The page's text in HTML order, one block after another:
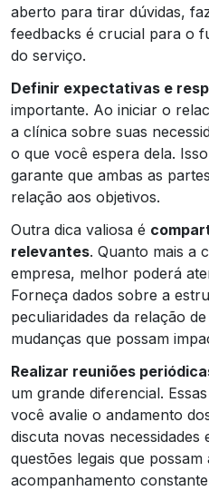
aberto para tirar dúvidas,
feedbacks é crucial para o
do serviço.
Definir expectativas e
importante. Ao iniciar o
a clínica sobre suas
o que você espera dela.
garante que ambas as
relação aos objetivos.
Outra dica valiosa é
relevantes. Quanto mais a
empresa, melhor poderá
Forneça dados sobre a
peculiaridades da relação
mudanças que possam
Realizar reuniões
um grande diferencial.
você avalie o andamento
discuta novas necessidades
questões legais que
acompanhamento